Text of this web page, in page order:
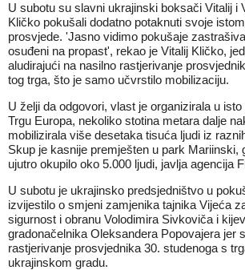
U subotu su slavni ukrajinski boksači Vitalij i
Kličko pokušali dodatno potaknuti svoje
prosvjede. 'Jasno vidimo pokušaje
osuđeni na propast', rekao je Vitalij Kličko,
aludirajući na nasilno rastjerivanje
tog trga, što je samo učvrstilo mobilizaciju.
U želji da odgovori, vlast je organizirala u
Trgu Europa, nekoliko stotina metara dalje
mobilizirala više desetaka tisuća ljudi iz
Skup je kasnije premješten u park Mariinski,
ujutro okupilo oko 5.000 ljudi, javlja agencija
U subotu je ukrajinsko predsjedništvo u
izvijestilo o smjeni zamjenika tajnika Vijeća
sigurnost i obranu Volodimira Sivkoviča i
gradonačelnika Oleksandera Popovajera jer
rastjerivanje prosvjednika 30. studenoga s
ukrajinskom gradu.